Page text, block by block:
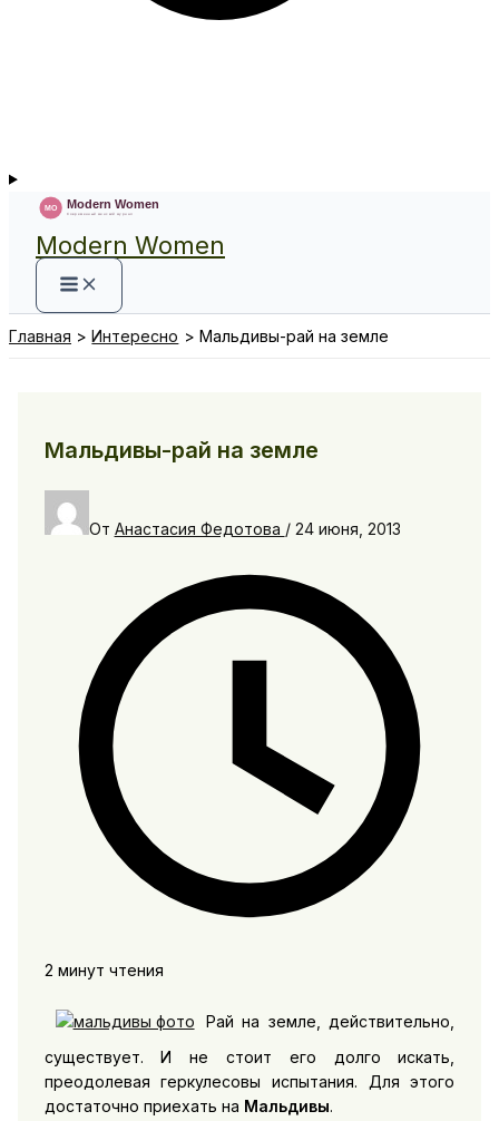
Modern Women
Главная Интересно Мальдивы-рай на земле
Мальдивы-рай на земле
От Анастасия Федотова / 24 июня, 2013
2 минут чтения
Рай на земле, действительно,
существует. И не стоит его долго искать,
преодолевая геркулесовы испытания. Для этого
достаточно приехать на Мальдивы.